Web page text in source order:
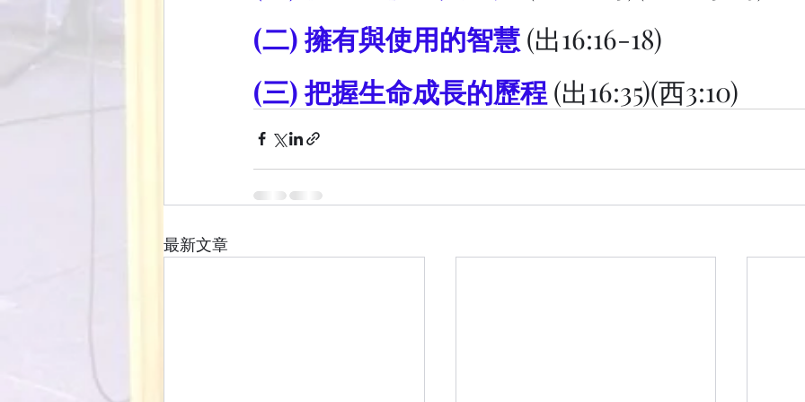
(二) 擁有與使用的智慧 (出16:16-18)
(三) 把握生命成長的歷程 (出16:35)(西3:10)
最新文章